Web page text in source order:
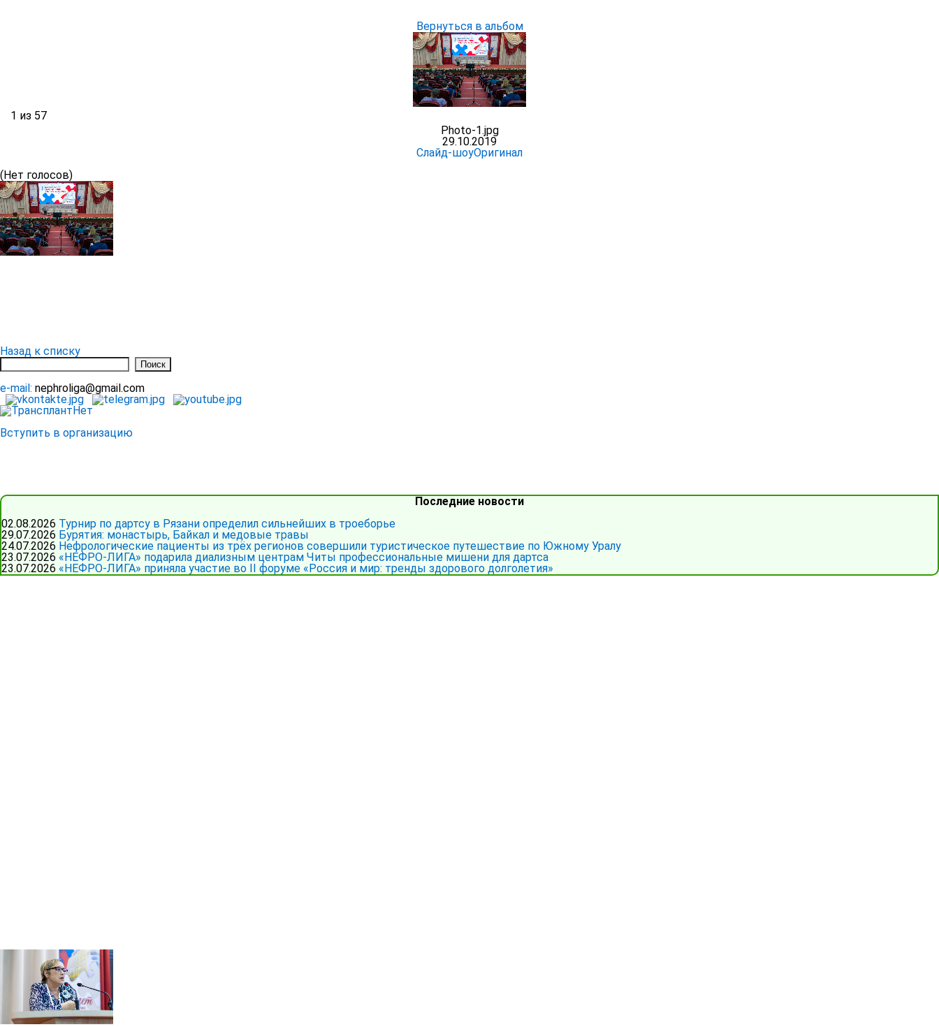
Вернуться в альбом
1 из 57
Photo-1.jpg
29.10.2019
Слайд-шоуОригинал
(Нет голосов)
Назад к списку
e-mail: nephroliga@gmail.com
Вступить в организацию
Последние новости
02.08.2026 Турнир по дартсу в Рязани определил сильнейших в троеборье
29.07.2026 Бурятия: монастырь, Байкал и медовые травы
24.07.2026 Нефрологические пациенты из трёх регионов совершили туристическое путешествие по Южному Уралу
23.07.2026 «НЕФРО-ЛИГА» подарила диализным центрам Читы профессиональные мишени для дартса
23.07.2026 «НЕФРО-ЛИГА» приняла участие во II форуме «Россия и мир: тренды здорового долголетия»